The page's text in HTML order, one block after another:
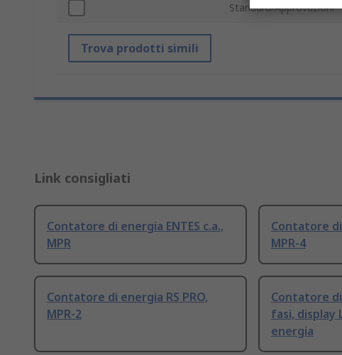
Standard/Approvazioni
Trova prodotti simili
Link consigliati
Contatore di energia ENTES c.a.,
MPR
Contatore di
MPR-4
Contatore di energia RS PRO,
MPR-2
Contatore di
fasi, display
energia